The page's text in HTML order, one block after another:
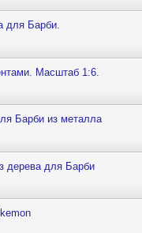
для Барби.
Масштаб 1:6.
Барби из металла
дерева для Барби